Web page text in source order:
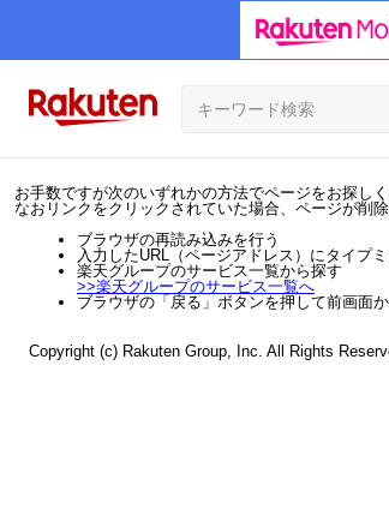
お手数ですが次のいずれかの方法でページをお探しく
なおリンクをクリックされていた場合、ページが削
ブラウザの再読み込みを行う
入力したURL（ページアドレス）にタイプ
楽天グループのサービス一覧から探す
>>楽天グループのサービス一覧へ
ブラウザの「戻る」ボタンを押して前画面
Copyright (c) Rakuten Group, Inc. All Rights